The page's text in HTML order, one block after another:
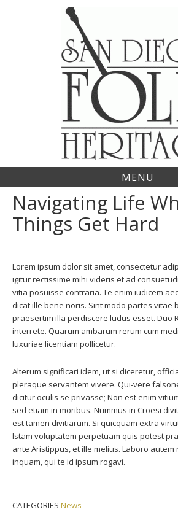
MENU
Navigating Life
Things Get Hard
Lorem ipsum dolor sit amet, consectetur
igitur rectissime mihi videris et ad
vitia posuisse contraria. Te enim iudicem
dicat ille bene noris. Sint modo partes vitae
praesertim illa perdiscere ludus esset. Duo
interrete. Quarum ambarum rerum cum
luxuriae licentiam pollicetur.
Alterum significari idem, ut si diceretur,
pleraque servantem vivere. Qui-vere
dicitur oculis se privasse; Non est enim
sed etiam in moribus. Nummus in Croesi
est tamen divitiarum. Si quicquam extra
Istam voluptatem perpetuam quis potest
ante Aristippus, et ille melius. Laboro autem
inquam, qui te id ipsum rogavi.
CATEGORIES News